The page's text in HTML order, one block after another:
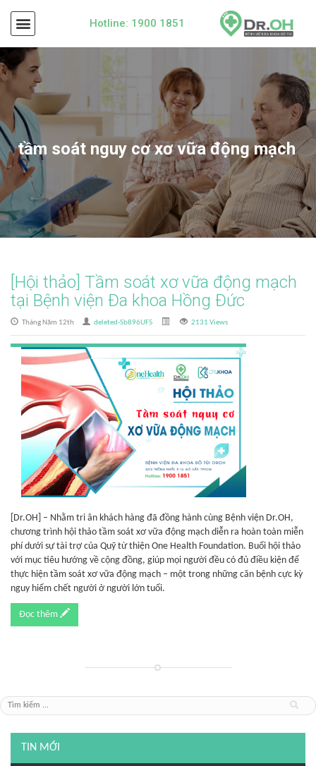
Hotline: 1900 1851
tầm soát nguy cơ xơ vữa động mạch
[Hội thảo] Tầm soát xơ vữa động mạch
tại Bệnh viện Đa khoa Hồng Đức
Tháng Năm 12th deleted-Sb896UF5 2131 Views
[Dr.OH] – Nhằm tri ân khách hàng đã đồng hành cùng Bệnh viện Dr.OH,
chương trình hội thảo tầm soát xơ vữa động mạch diễn ra hoàn toàn miễn
phí dưới sự tài trợ của Quỹ từ thiện One Health Foundation. Buổi hội thảo
với mục tiêu hướng về cộng đồng, giúp mọi người đều có đủ điều kiện để
thực hiện tầm soát xơ vữa động mạch – một trong những căn bệnh cực kỳ
nguy hiểm chết người ở người lớn tuổi.
Đọc thêm
TIN MỚI